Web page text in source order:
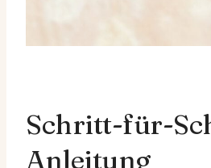
Schritt-für-
Anleitung